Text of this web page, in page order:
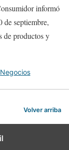
informó
de septiembre,
de productos y
Negocios
Volver arriba